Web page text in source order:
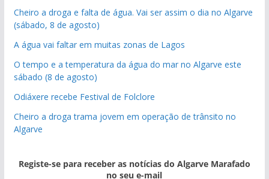
Cheiro a droga e falta de água. Vai ser assim o dia no Algarve
(sábado, 8 de agosto)
A água vai faltar em muitas zonas de Lagos
O tempo e a temperatura da água do mar no Algarve este
sábado (8 de agosto)
Odiáxere recebe Festival de Folclore
Cheiro a droga trama jovem em operação de trânsito no
Algarve
Registe-se para receber as notícias do Algarve Marafado
no seu e-mail